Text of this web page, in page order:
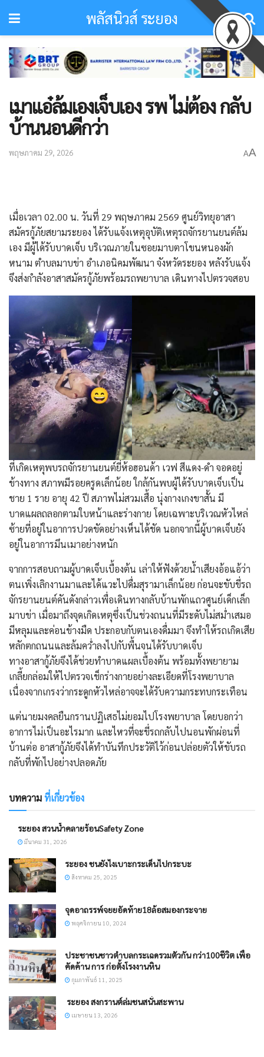
พลัสนิวส์ ระยอง
เมาแอ๋ล้มเองเจ็บเอง รพ ไม่ต้อง กลับ
บ้านนอนดีกว่า
พฤษภาคม 29, 2026 AA
​เมื่อเวลา 02.00 น. วันที่ 29 พฤษภาคม 2569 ศูนย์วิทยุอาสา
สมัครกู้ภัยสยามระยอง ได้รับแจ้งเหตุอุบัติเหตุรถจักรยานยนต์ล้ม
เอง มีผู้ได้รับบาดเจ็บ บริเวณภายในซอยมาบตาโขนหนองผัก
หนาม ตำบลมาบข่า อำเภอนิคมพัฒนา จังหวัดระยอง หลังรับแจ้ง
จึงส่งกำลังอาสาสมัครกู้ภัยพร้อมรถพยาบาล เดินทางไปตรวจสอบ
​ที่เกิดเหตุพบรถจักรยานยนต์ยี่ห้อฮอนด้า เวฟ สีแดง-ดำ จอดอยู่
ข้างทาง สภาพมีรอยครูดเล็กน้อย ใกล้กันพบผู้ได้รับบาดเจ็บเป็น
ชาย 1 ราย อายุ 42 ปี สภาพไม่สวมเสื้อ นุ่งกางเกงขาสั้น มี
บาดแผลถลอกตามใบหน้าและร่างกาย โดยเฉพาะบริเวณหัวไหล่
ซ้ายที่อยู่ในอาการปวดขัดอย่างเห็นได้ชัด นอกจากนี้ผู้บาดเจ็บยัง
อยู่ในอาการมึนเมาอย่างหนัก
​จากการสอบถามผู้บาดเจ็บเบื้องต้น เล่าให้ฟังด้วยน้ำเสียงอ้อแอ้ว่า
ตนเพิ่งเลิกงานมาและได้แวะไปดื่มสุรามาเล็กน้อย ก่อนจะขับขี่รถ
จักรยานยนต์คันดังกล่าวเพื่อเดินทางกลับบ้านพักแถวศูนย์เด็กเล็ก
มาบข่า เมื่อมาถึงจุดเกิดเหตุซึ่งเป็นช่วงถนนที่มีระดับไม่สม่ำเสมอ
มีหลุมและค่อนข้างมืด ประกอบกับตนเองดื่มมา จึงทำให้รถเกิดเสีย
หลักตกถนนและล้มคว่ำลงไปกับพื้นจนได้รับบาดเจ็บ
​ทางอาสากู้ภัยจึงได้ช่วยทำบาดแผลเบื้องต้น พร้อมทั้งพยายาม
เกลี้ยกล่อมให้ไปตรวจเช็กร่างกายอย่างละเอียดที่โรงพยาบาล
เนื่องจากเกรงว่ากระดูกหัวไหล่อาจจะได้รับความกระทบกระเทือน
แต่นายมงคลยืนกรานปฏิเสธไม่ยอมไปโรงพยาบาล โดยบอกว่า
อาการไม่เป็นอะไรมาก และไหวที่จะขี่รถกลับไปนอนพักผ่อนที่
บ้านต่อ อาสากู้ภัยจึงได้ทำบันทึกประวัติไว้ก่อนปล่อยตัวให้ขับรถ
กลับที่พักไปอย่างปลอดภัย
บทความที่เกี่ยวข้อง
ระยอง สวนน้ำคลายร้อนSafety Zone
มีนาคม 31, 2026
ระยอง ชนยังไงเบาะกระเด็นไปกระบะ
สิงหาคม 25, 2025
จุดอาถรรพ์จยยอัดท้าย18ล้อสมองกระจาย
พฤศจิกายน 10, 2024
ประชาชนชาวตำบลกระเฉดรวมตัวกัน กว่า100ชีวิต เพื่อ
คัดค้าน การ ก่อตั้งโรงงานหิน
กุมภาพันธ์ 11, 2025
​ ระยอง สงกรานต์ล่มชนสนั่นสะพาน
เมษายน 13, 2026